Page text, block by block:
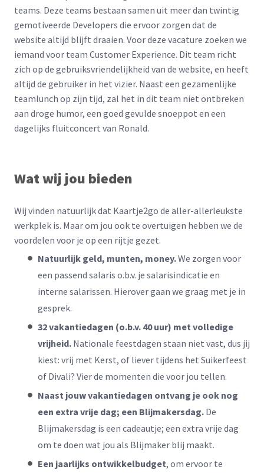
teams. Deze teams bestaan samen uit meer dan twintig
gemotiveerde Developers die ervoor zorgen dat de
website altijd blijft draaien. Voor deze vacature zoeken we
iemand voor team Customer Experience. Dit team richt
zich op de gebruiksvriendelijkheid van de website, en heeft
altijd de gebruiker in het vizier. Naast een gezamenlijke
teamlunch op zijn tijd, zal het in dit team niet ontbreken
aan droge humor, een goed gevulde snoeppot en een
dagelijks fluitconcert van Ronald.
Wat wij jou bieden
Wij vinden natuurlijk dat Kaartje2go de aller-allerleukste
werkplek is. Maar om jou ook te overtuigen hebben we de
voordelen voor je op een rijtje gezet.
Natuurlijk geld, munten, money.We zorgen voor
een passend salaris o.b.v. je salarisindicatie en
interne salarissen. Hierover gaan we graag met je in
gesprek.
32 vakantiedagen (o.b.v. 40 uur) met volledige
vrijheid. Nationale feestdagen staan niet vast, dus jij
kiest: vrij met Kerst, of liever tijdens het Suikerfeest
of Divali? Vier de momenten die voor jou tellen.
Naast jouw vakantiedagen ontvang je ook nog
een extra vrije dag; een Blijmakersdag. De
Blijmakersdag is een cadeautje; een extra vrije dag
om te doen wat jou als Blijmaker blij maakt.
Een jaarlijks ontwikkelbudget, om ervoor te